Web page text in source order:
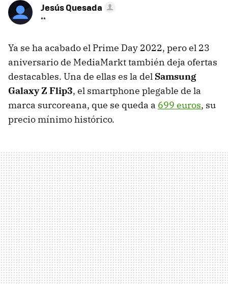
Jesús Quesada
**
Ya se ha acabado el Prime Day 2022, pero el 23
aniversario de MediaMarkt también deja ofertas
destacables. Una de ellas es la del Samsung
Galaxy Z Flip3, el smartphone plegable de la
marca surcoreana, que se queda a 699 euros, su
precio mínimo histórico.